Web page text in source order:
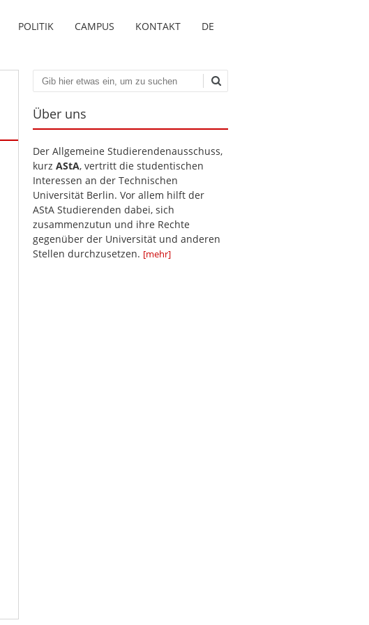
DE
POLITIK CAMPUS KONTAKT
Suchen
Über uns
Der Allgemeine Studierendenausschuss,
kurz AStA, vertritt die studentischen
Interessen an der Technischen
Universität Berlin. Vor allem hilft der
AStA Studierenden dabei, sich
zusammenzutun und ihre Rechte
gegenüber der Universität und anderen
Stellen durchzusetzen. [mehr]